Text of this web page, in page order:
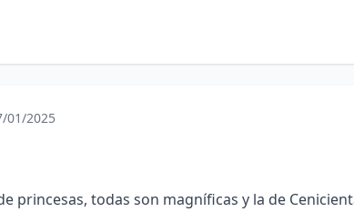
01/2025
princesas, todas son magníficas y la de